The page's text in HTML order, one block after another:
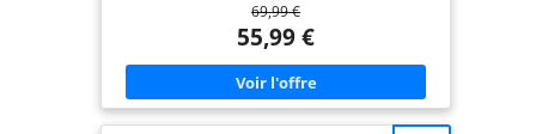
pour gravats, bois, terre ou végétaux au
quotidien. POLYVALENCE JARDIN ET CHANTIER :
Avec cette brouette jardin 100l, vous disposez d
une brouette stable pour chaque tâche de
brouette jardin, du transport de terre aux feuilles,
grâce à la cuve résistante aux chocs et à la
structure en acier. STABILITÉ ET MAÎTRISE
69,99 €
55,99 €